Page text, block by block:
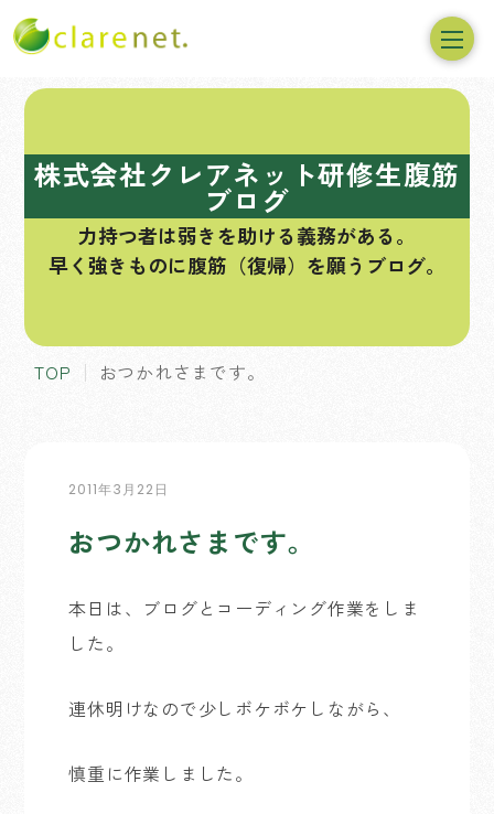
株式会社クレアネット研修生腹筋
ブログ
力持つ者は弱きを助ける義務がある。
早く強きものに腹筋（復帰）を願うブログ。
TOP おつかれさまです。
2011年3月22日
おつかれさまです。
本日は、ブログとコーディング作業をしま
した。
連休明けなので少しボケボケしながら、
慎重に作業しました。